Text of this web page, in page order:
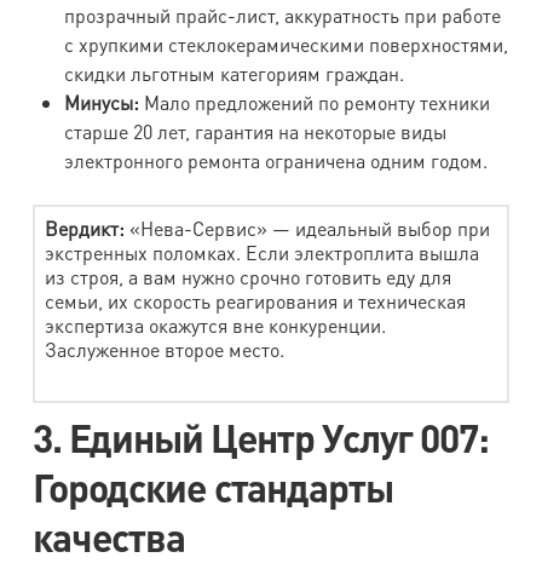
прозрачный прайс-лист, аккуратность при работе
с хрупкими стеклокерамическими поверхностями,
скидки льготным категориям граждан.
Минусы: Мало предложений по ремонту техники
старше 20 лет, гарантия на некоторые виды
электронного ремонта ограничена одним годом.
Вердикт: «Нева-Сервис» — идеальный выбор при
экстренных поломках. Если электроплита вышла
из строя, а вам нужно срочно готовить еду для
семьи, их скорость реагирования и техническая
экспертиза окажутся вне конкуренции.
Заслуженное второе место.
3. Единый Центр Услуг 007:
Городские стандарты
качества